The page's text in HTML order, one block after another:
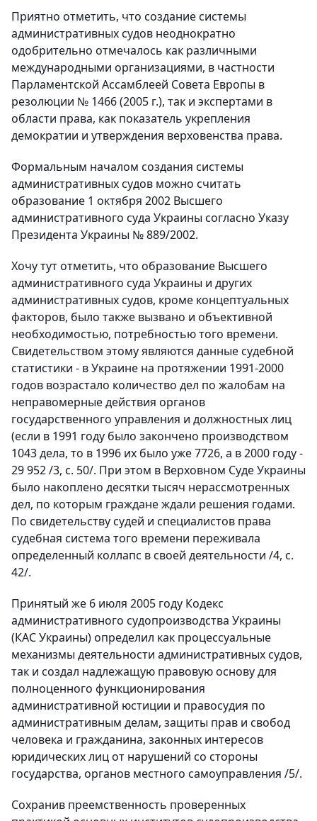
Приятно отметить, что создание системы
административных судов неоднократно
одобрительно отмечалось как различными
международными организациями, в частности
Парламентской Ассамблеей Совета Европы в
резолюции № 1466 (2005 г.), так и экспертами в
области права, как показатель укрепления
демократии и утверждения верховенства права.
Формальным началом создания системы
административных судов можно считать
образование 1 октября 2002 Высшего
административного суда Украины согласно Указу
Президента Украины № 889/2002.
Хочу тут отметить, что образование Высшего
административного суда Украины и других
административных судов, кроме концептуальных
факторов, было также вызвано и объективной
необходимостью, потребностью того времени.
Свидетельством этому являются данные судебной
статистики - в Украине на протяжении 1991-2000
годов возрастало количество дел по жалобам на
неправомерные действия органов
государственного управления и должностных лиц
(если в 1991 году было закончено производством
1043 дела, то в 1996 их было уже 7726, а в 2000 году -
29 952 /3, с. 50/. При этом в Верховном Суде Украины
было накоплено десятки тысяч нерассмотренных
дел, по которым граждане ждали решения годами.
По свидетельству судей и специалистов права
судебная система того времени переживала
определенный коллапс в своей деятельности /4, с.
42/.
Принятый же 6 июля 2005 году Кодекс
административного судопроизводства Украины
(КАС Украины) определил как процессуальные
механизмы деятельности административных судов,
так и создал надлежащую правовую основу для
полноценного функционирования
административной юстиции и правосудия по
административным делам, защиты прав и свобод
человека и гражданина, законных интересов
юридических лиц от нарушений со стороны
государства, органов местного самоуправления /5/.
Сохранив преемственность проверенных